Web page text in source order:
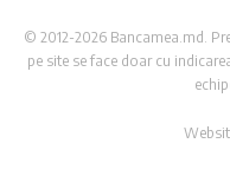
© 2012-2026 Bancamea.md.
pe site se face doar cu